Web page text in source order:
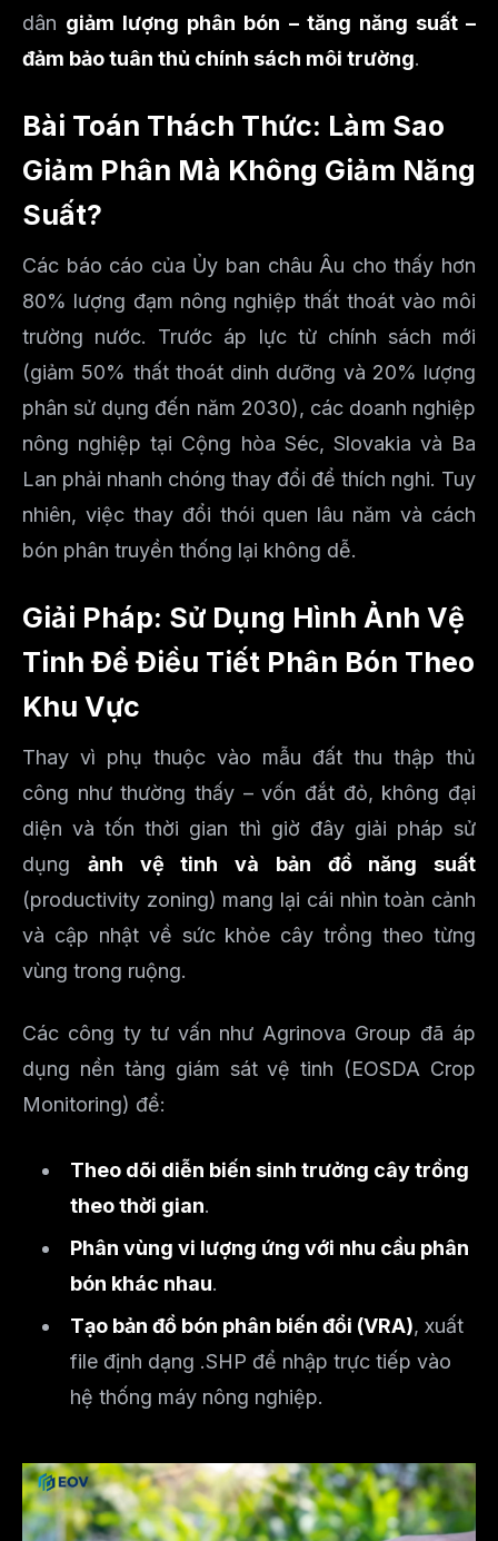
dân giảm lượng phân bón – tăng năng suất –
đảm bảo tuân thủ chính sách môi trường.
Bài Toán Thách Thức: Làm Sao
Giảm Phân Mà Không Giảm Năng
Suất?
Các báo cáo của Ủy ban châu Âu cho thấy hơn
80% lượng đạm nông nghiệp thất thoát vào môi
trường nước. Trước áp lực từ chính sách mới
(giảm 50% thất thoát dinh dưỡng và 20% lượng
phân sử dụng đến năm 2030), các doanh nghiệp
nông nghiệp tại Cộng hòa Séc, Slovakia và Ba
Lan phải nhanh chóng thay đổi để thích nghi. Tuy
nhiên, việc thay đổi thói quen lâu năm và cách
bón phân truyền thống lại không dễ.
Giải Pháp: Sử Dụng Hình Ảnh Vệ
Tinh Để Điều Tiết Phân Bón Theo
Khu Vực
Thay vì phụ thuộc vào mẫu đất thu thập thủ
công như thường thấy – vốn đắt đỏ, không đại
diện và tốn thời gian thì giờ đây giải pháp sử
dụng ảnh vệ tinh và bản đồ năng suất
(productivity zoning) mang lại cái nhìn toàn cảnh
và cập nhật về sức khỏe cây trồng theo từng
vùng trong ruộng.
Các công ty tư vấn như Agrinova Group đã áp
dụng nền tảng giám sát vệ tinh (EOSDA Crop
Monitoring) để:
Theo dõi diễn biến sinh trưởng cây trồng
theo thời gian.
Phân vùng vi lượng ứng với nhu cầu phân
bón khác nhau.
Tạo bản đồ bón phân biến đổi (VRA), xuất
file định dạng .SHP để nhập trực tiếp vào
hệ thống máy nông nghiệp.